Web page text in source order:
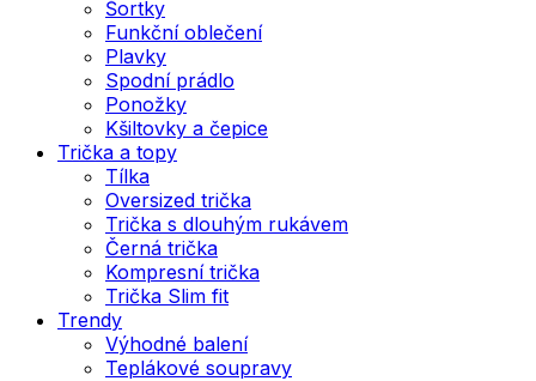
Šortky
Funkční oblečení
Plavky
Spodní prádlo
Ponožky
Kšiltovky a čepice
Trička a topy
Tílka
Oversized trička
Trička s dlouhým rukávem
Černá trička
Kompresní trička
Trička Slim fit
Trendy
Výhodné balení
Teplákové soupravy